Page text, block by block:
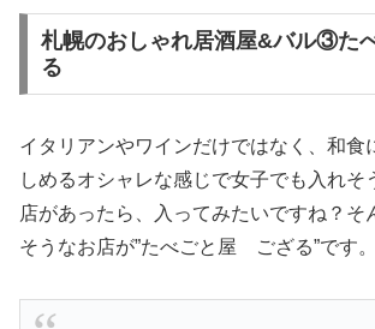
札幌のおしゃれ居酒屋&バル③た
る
イタリアンやワインだけではなく、和食
しめるオシャレな感じで女子でも入れそ
店があったら、入ってみたいですね？そ
そうなお店が”たべごと屋 ござる”です。